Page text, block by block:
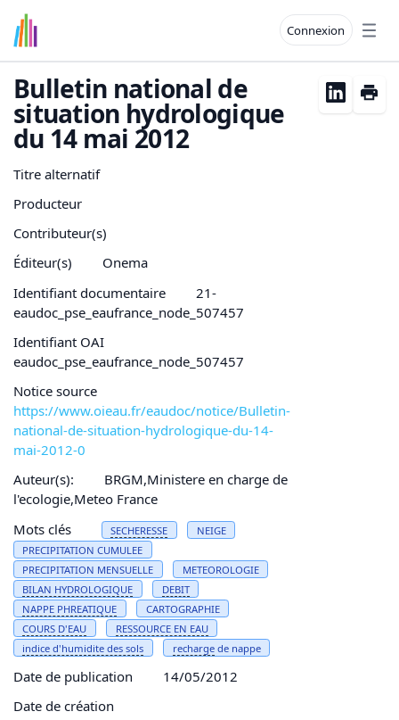
Connexion
Bulletin national de
situation hydrologique
du 14 mai 2012
Titre alternatif
Producteur
Contributeur(s)
Éditeur(s)
Onema
Identifiant documentaire
21-
eaudoc_pse_eaufrance_node_507457
Identifiant OAI
eaudoc_pse_eaufrance_node_507457
Notice source
https://www.oieau.fr/eaudoc/notice/Bulletin-
national-de-situation-hydrologique-du-14-
mai-2012-0
Auteur(s):
BRGM,Ministere en charge de
l'ecologie,Meteo France
Mots clés
SECHERESSE
NEIGE
PRECIPITATION CUMULEE
PRECIPITATION MENSUELLE
METEOROLOGIE
BILAN HYDROLOGIQUE
DEBIT
NAPPE PHREATIQUE
CARTOGRAPHIE
COURS D'EAU RESSOURCE EN EAU
indice d'humidite des sols rechargede nappe
Date de publication
14/05/2012
Date de création